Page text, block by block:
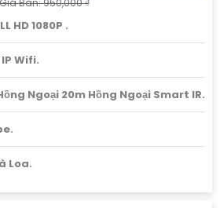
HD 1080P .
IP Wifi.
Ngoại 20m Hồng Ngoại Smart IR.
Loa.